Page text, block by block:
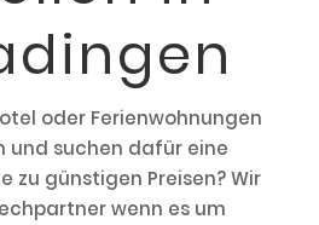
oder Ferienwohnungen
und suchen dafür eine
zu günstigen Preisen? Wir
wenn es um